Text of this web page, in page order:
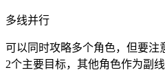
多线并行
可以同时攻略多个角色，但要注
2个主要目标，其他角色作为副线